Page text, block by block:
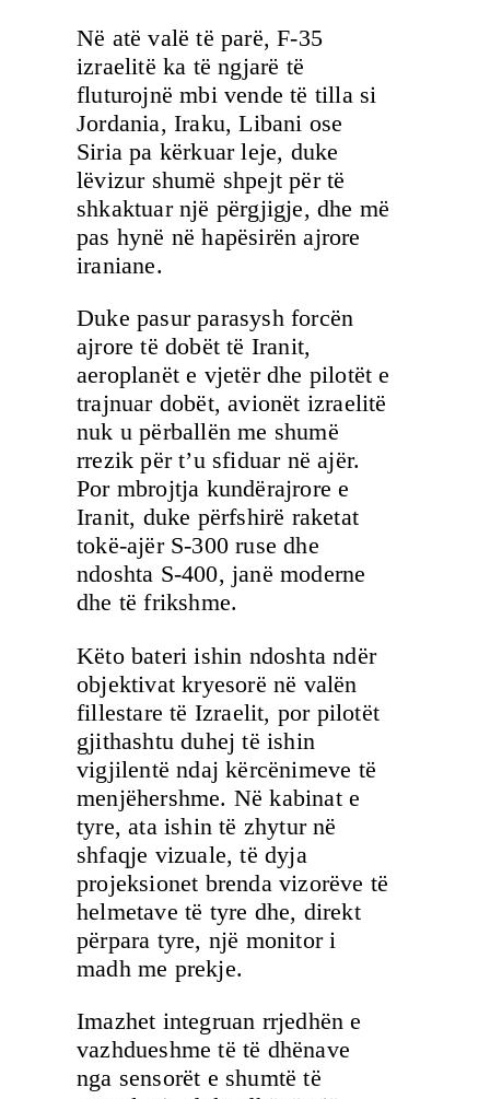
Në atë valë të parë, F-35
izraelitë ka të ngjarë të
fluturojnë mbi vende të tilla si
Jordania, Iraku, Libani ose
Siria pa kërkuar leje, duke
lëvizur shumë shpejt për të
shkaktuar një përgjigje, dhe më
pas hynë në hapësirën ajrore
iraniane.
Duke pasur parasysh forcën
ajrore të dobët të Iranit,
aeroplanët e vjetër dhe pilotët e
trajnuar dobët, avionët izraelitë
nuk u përballën me shumë
rrezik për t’u sfiduar në ajër.
Por mbrojtja kundërajrore e
Iranit, duke përfshirë raketat
tokë-ajër S-300 ruse dhe
ndoshta S-400, janë moderne
dhe të frikshme.
Këto bateri ishin ndoshta ndër
objektivat kryesorë në valën
fillestare të Izraelit, por pilotët
gjithashtu duhej të ishin
vigjilentë ndaj kërcënimeve të
menjëhershme. Në kabinat e
tyre, ata ishin të zhytur në
shfaqje vizuale, të dyja
projeksionet brenda vizorëve të
helmetave të tyre dhe, direkt
përpara tyre, një monitor i
madh me prekje.
Imazhet integruan rrjedhën e
vazhdueshme të të dhënave
nga sensorët e shumtë të